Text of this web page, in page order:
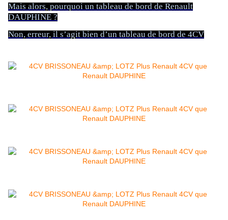
Mais alors, pourquoi un tableau de bord de Renault
DAUPHINE ?
Non, erreur, il s’agit bien d’un tableau de bord de 4CV